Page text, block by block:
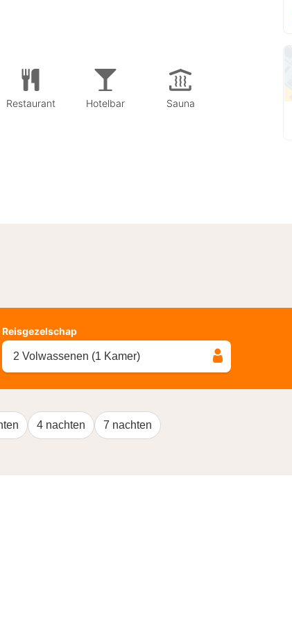
Restaurant Hotelbar Sauna
Reisgezelschap
2 Volwassenen (1 Kamer)
4 nachten 7 nachten